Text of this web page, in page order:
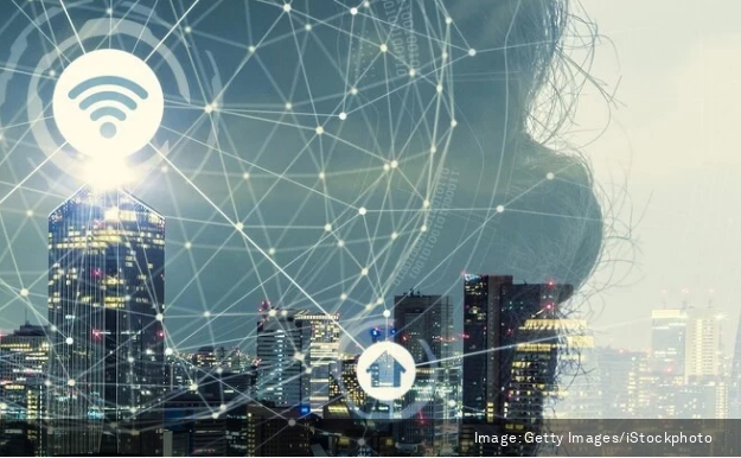
Image:Getty Images/iStockphoto